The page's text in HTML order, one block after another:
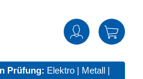
Prüfung: Elektro | Metall |